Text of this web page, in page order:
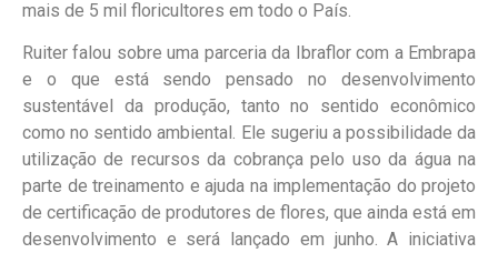
mais de 5 mil floricultores em todo o País.
Ruiter falou sobre uma parceria da Ibraflor com a Embrapa
e o que está sendo pensado no desenvolvimento
sustentável da produção, tanto no sentido econômico
como no sentido ambiental. Ele sugeriu a possibilidade da
utilização de recursos da cobrança pelo uso da água na
parte de treinamento e ajuda na implementação do projeto
de certificação de produtores de flores, que ainda está em
desenvolvimento e será lançado em junho. A iniciativa